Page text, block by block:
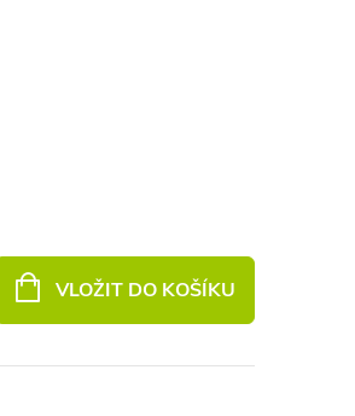
VLOŽIT DO KOŠÍKU